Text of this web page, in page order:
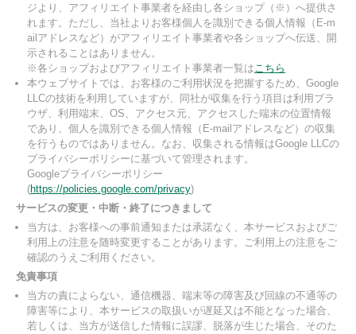
ジより、アフィリエイト事業者を経由し各ショップ（※）へ提供さ
れます。ただし、当社よりお客様個人を識別できる個人情報（E-m
ailアドレスなど）がアフィリエイト事業者や各ショップへ伝送、開
示されることはありません。
※各ショップおよびアフィリエイト事業者一覧はこちら
本ウェブサイトでは、お客様のご利用状況を把握するため、Google
LLCの技術を利用していますが、同社が収集を行う項目は利用ブラ
ウザ、利用端末、OS、アクセス元、アクセスした端末の位置情報
であり、個人を識別できる個人情報（E-mailアドレスなど）の収集
を行うものではありません。なお、収集される情報はGoogle LLCの
プライバシーポリシーに基づいて管理されます。
Googleプライバシーポリシー
(https://policies.google.com/privacy)
サービスの変更・中断・終了につきまして
当方は、お客様への事前通知または承諾なく、本サービスおよびご
利用上の注意を随時変更することがあります。ご利用上の注意をご
確認のうえご利用ください。
免責事項
当方の責によらない、通信機器、端末等の障害及び回線の不通等の
障害等により、本サービスの取扱いが遅延又は不能となった場合、
若しくは、当方が送信した情報に誤謬、脱落が生じた場合、そのた